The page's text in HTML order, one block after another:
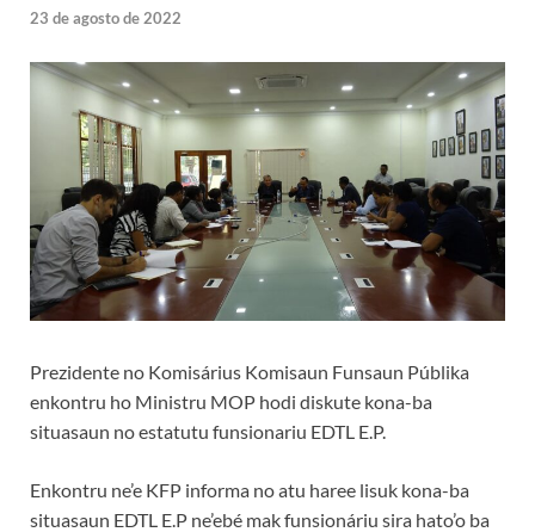
23 de agosto de 2022
Prezidente no Komisárius Komisaun Funsaun Públika
enkontru ho Ministru MOP hodi diskute kona-ba
situasaun no estatutu funsionariu EDTL E.P.
Enkontru ne’e KFP informa no atu haree lisuk kona-ba
situasaun EDTL E.P ne’ebé mak funsionáriu sira hato’o ba